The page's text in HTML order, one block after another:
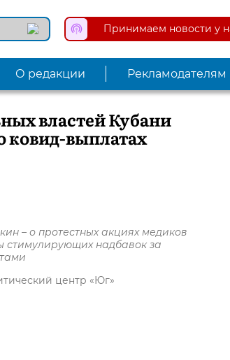
Принимаем новости у
О редакции Рекламодателям
властей Кубани
ковид-выплатах
– о протестных акциях медиков
стимулирующих надбавок за
центр «Юг»